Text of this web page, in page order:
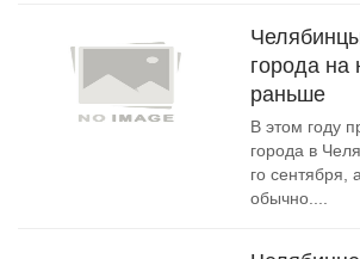
города на
раньше
В этом году
города в
го сентября,
обычно....